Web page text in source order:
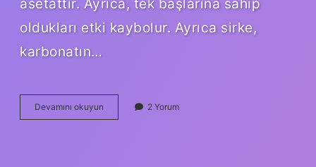
oldukları etki kaybolur. Ayrıca sirke,
karbonatın…
Devamını okuyun
Sirke
2 Yorum